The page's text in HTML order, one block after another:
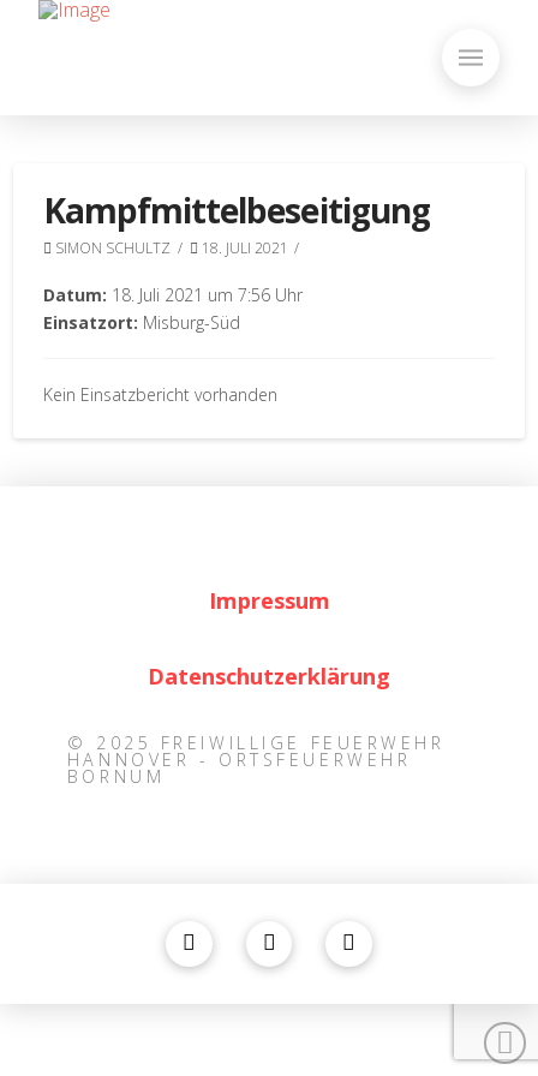
Kampfmittelbeseitigung
SIMON SCHULTZ 18. JULI 2021
Datum: 18. Juli 2021 um 7:56 Uhr
Einsatzort: Misburg-Süd
Kein Einsatzbericht vorhanden
Impressum
Datenschutzerklärung
© 2025 FREIWILLIGE FEUERWEHR
HANNOVER - ORTSFEUERWEHR
BORNUM